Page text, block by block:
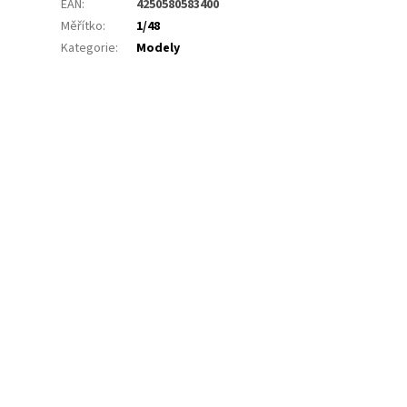
EAN:
4250580583400
Měřítko:
1/48
Kategorie: Modely